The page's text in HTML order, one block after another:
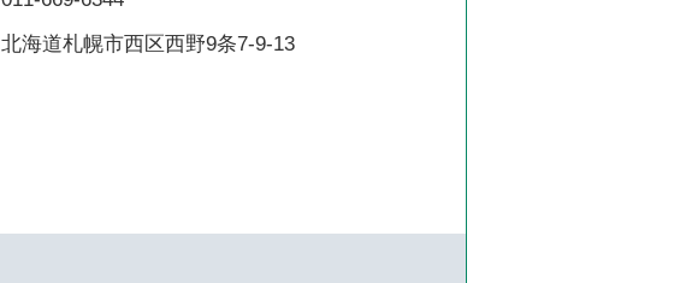
北海道札幌市西区西野9条7-9-13